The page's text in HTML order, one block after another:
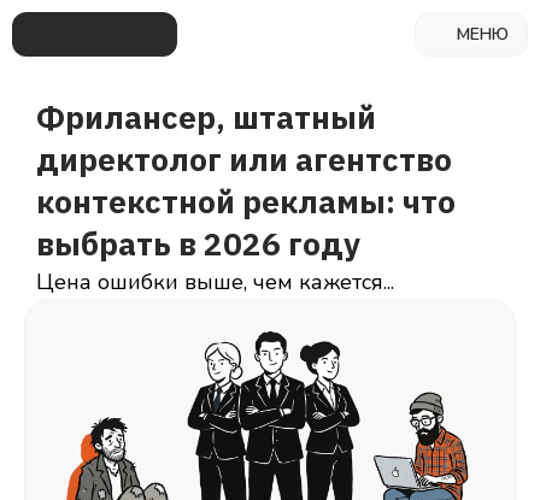
МЕНЮ
Фрилансер, штатный
директолог или агентство
контекстной рекламы: что
выбрать в 2026 году
Цена ошибки выше, чем кажется...